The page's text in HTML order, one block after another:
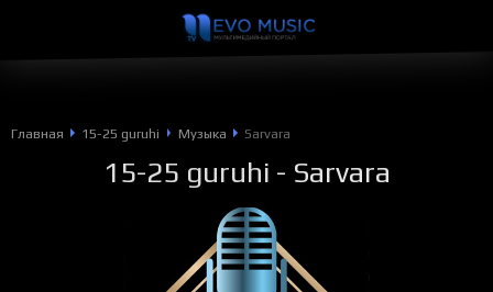
Главная 15-25 guruhi Музыка Sarvara
15-25 guruhi - Sarvara